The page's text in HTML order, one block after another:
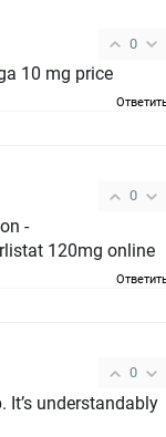
0
10 mg price
0
-
# buy orlistat 120mg online
0
understandably